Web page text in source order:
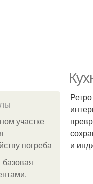
участке
погреба
базовая
и